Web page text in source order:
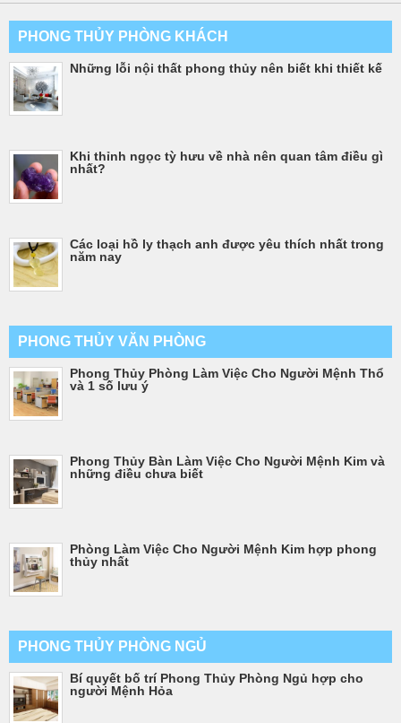
PHONG THỦY PHÒNG KHÁCH
Những lỗi nội thất phong thủy nên biết khi thiết kế
Khi thỉnh ngọc tỳ hưu về nhà nên quan tâm điều gì
nhất?
Các loại hồ ly thạch anh được yêu thích nhất trong
năm nay
PHONG THỦY VĂN PHÒNG
Phong Thủy Phòng Làm Việc Cho Người Mệnh Thổ
và 1 số lưu ý
Phong Thủy Bàn Làm Việc Cho Người Mệnh Kim và
những điều chưa biết
Phòng Làm Việc Cho Người Mệnh Kim hợp phong
thủy nhất
PHONG THỦY PHÒNG NGỦ
Bí quyết bố trí Phong Thủy Phòng Ngủ hợp cho
người Mệnh Hỏa